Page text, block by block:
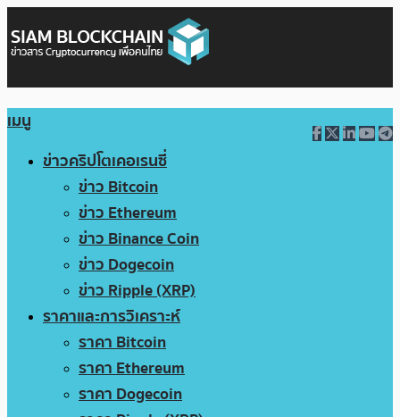
เมนู
ข่าวคริปโตเคอเรนซี่
ข่าว Bitcoin
ข่าว Ethereum
ข่าว Binance Coin
ข่าว Dogecoin
ข่าว Ripple (XRP)
ราคาและการวิเคราะห์
ราคา Bitcoin
ราคา Ethereum
ราคา Dogecoin